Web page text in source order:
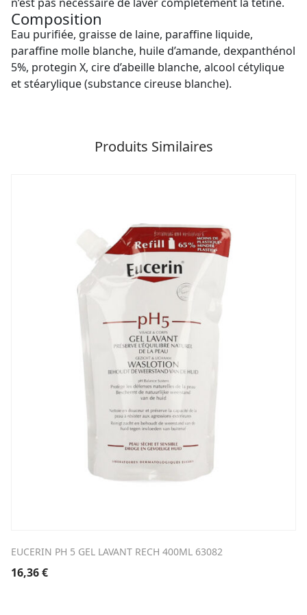
Composition
Eau purifiée, graisse de laine, paraffine liquide,
paraffine molle blanche, huile d’amande, dexpanthénol
5%, protegin X, cire d’abeille blanche, alcool cétylique
et stéarylique (substance cireuse blanche).
Produits Similaires
EUCERIN PH 5 GEL LAVANT RECH 400ML 63082
16,36€